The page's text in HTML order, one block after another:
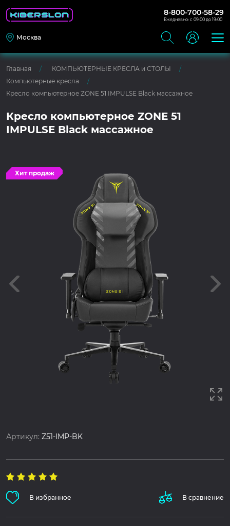
8-800-700-58-29
Ежедневно: с 09:00 до 19:00
Москва
Главная
КОМПЬЮТЕРНЫЕ КРЕСЛА и СТОЛЫ
Компьютерные кресла
Кресло компьютерное ZONE 51 IMPULSE Black массажное
Кресло компьютерное ZONE 51
IMPULSE Black массажное
Хит продаж
Артикул:Z51-IMP-BK
В избранное В сравнение